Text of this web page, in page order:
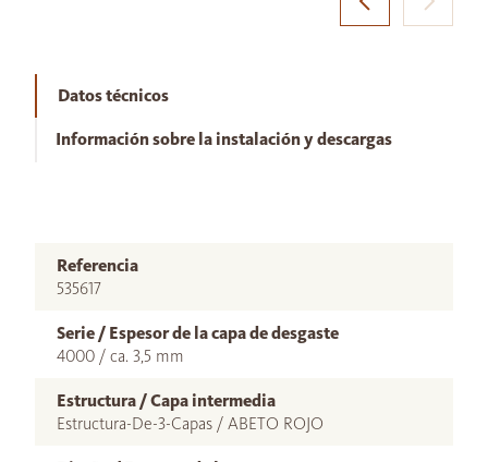
Datos técnicos
Información sobre la instalación y descargas
Referencia
535617
Serie / Espesor de la capa de desgaste
4000 / ca. 3,5 mm
Estructura / Capa intermedia
Estructura-De-3-Capas / ABETO ROJO